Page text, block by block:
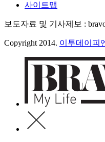
사이트맵
보도자료 및 기사제보 :
Copyright 2014. 이투데이피